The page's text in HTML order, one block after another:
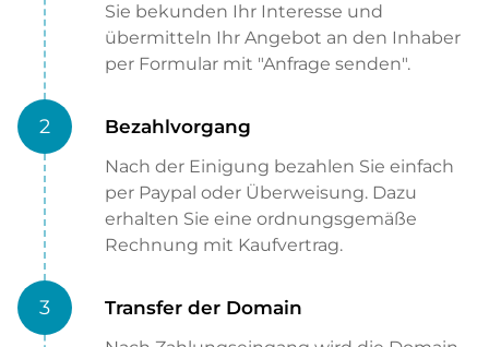
Sie bekunden Ihr Interesse und
übermitteln Ihr Angebot an den Inhaber
per Formular mit "Anfrage senden".
2 Bezahlvorgang
Nach der Einigung bezahlen Sie einfach
per Paypal oder Überweisung. Dazu
erhalten Sie eine ordnungsgemäße
Rechnung mit Kaufvertrag.
3 Transfer der Domain